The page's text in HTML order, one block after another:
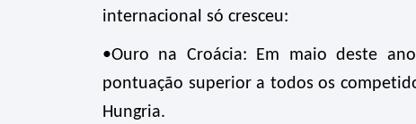
internacional só cresceu:
•Ouro na Croácia: Em maio deste
pontuação superior a todos os
Hungria.